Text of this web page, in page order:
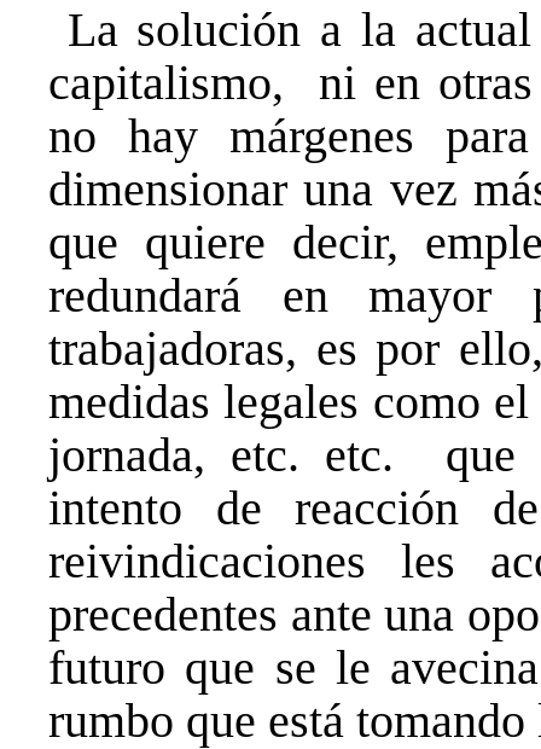
La solución a la
capitalismo, ni en otras
no hay márgenes
dimensionar una vez
que quiere decir,
redundará en mayor
trabajadoras, es por
medidas legales como
jornada, etc. etc. que
intento de reacción
reivindicaciones les
precedentes ante una
futuro que se le
rumbo que está